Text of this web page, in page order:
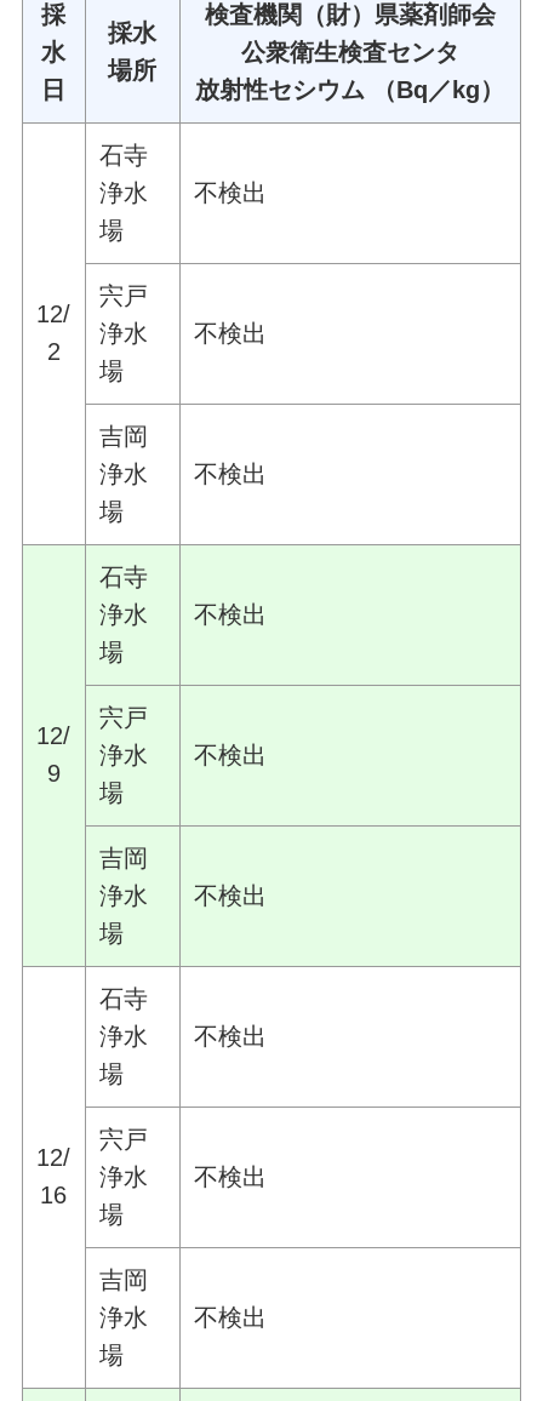
採
水
日
採水
場所
検査機関（財）県薬剤師会
公衆衛生検査センタ
放射性セシウム （Bq／kg）
12/
2
石寺
浄水
場
不検出
宍戸
浄水
場
不検出
吉岡
浄水
場
不検出
12/
9
石寺
浄水
場
不検出
宍戸
浄水
場
不検出
吉岡
浄水
場
不検出
12/
16
石寺
浄水
場
不検出
宍戸
浄水
場
不検出
吉岡
浄水
場
不検出